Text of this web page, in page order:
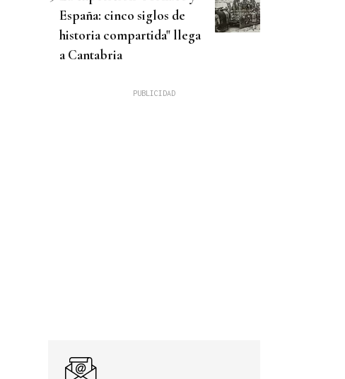
España: cinco siglos de
historia compartida" llega
a Cantabria